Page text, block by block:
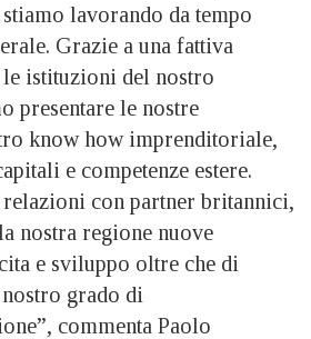
lavorando da tempo
Grazie a una fattiva
istituzioni del nostro
presentare le nostre
know how imprenditoriale,
e competenze estere.
con partner britannici,
nostra regione nuove
e sviluppo oltre che di
grado di
commenta Paolo